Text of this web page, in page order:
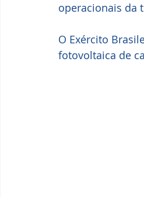
operacionais da
O Exército
fotovoltaica de